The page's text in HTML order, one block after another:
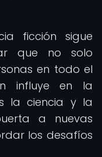
ficción sigue
que no solo
en todo el
influye en la
la ciencia y la
a nuevas
los desafíos